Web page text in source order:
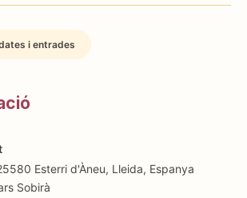
i entrades
Esterri d'Àneu, Lleida, Espanya
Sobirà